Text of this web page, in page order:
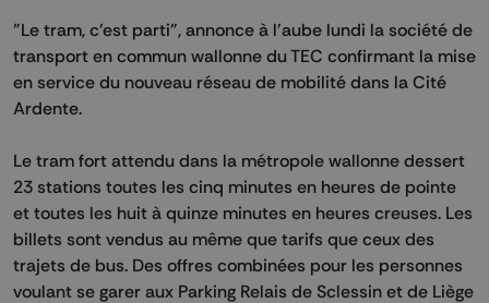
"Le tram, c'est parti", annonce à l'aube lundi la société de
transport en commun wallonne du TEC confirmant la mise
en service du nouveau réseau de mobilité dans la Cité
Ardente.
Le tram fort attendu dans la métropole wallonne dessert
23 stations toutes les cinq minutes en heures de pointe
et toutes les huit à quinze minutes en heures creuses. Les
billets sont vendus au même que tarifs que ceux des
trajets de bus. Des offres combinées pour les personnes
voulant se garer aux Parking Relais de Sclessin et de Liège